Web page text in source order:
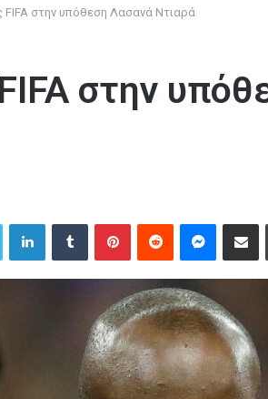
FIFA στην υπόθεση Λασανά Ντιαρά
στην